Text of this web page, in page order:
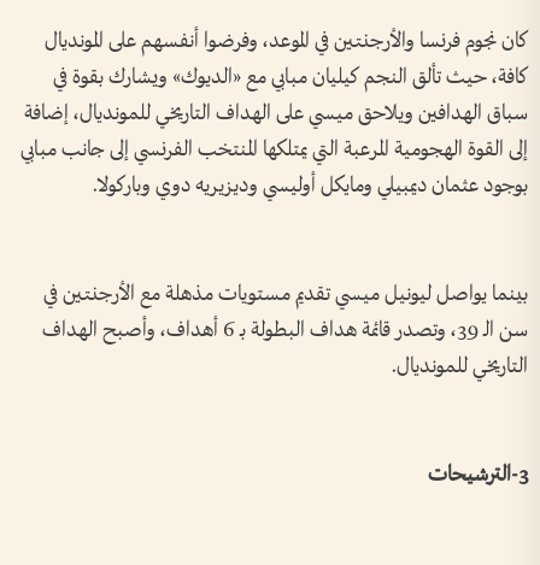
كان نجوم فرنسا والأرجنتين في الموعد، وفرضوا أنفسهم على المونديال
كافة، حيث تألق النجم كيليان مبابي مع «الديوك» ويشارك بقوة في
سباق الهدافين ويلاحق ميسي على الهداف التاريخي للمونديال، إضافة
إلى القوة الهجومية المرعبة التي يمتلكها المنتخب الفرنسي إلى جانب مبابي
بوجود عثمان ديمبيلي ومايكل أوليسي وديزيريه دوي وباركولا.
بينما يواصل ليونيل ميسي تقديم مستويات مذهلة مع الأرجنتين في
سن الـ 39، وتصدر قائمة هداف البطولة بـ 6 أهداف، وأصبح الهداف
التاريخي للمونديال.
3-الترشيحات